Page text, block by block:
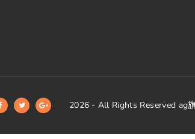
2026 - All Rights Reserved ag